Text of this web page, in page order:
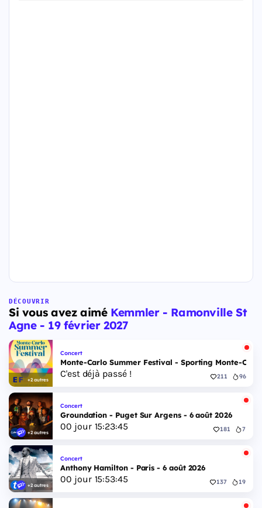
DÉCOUVRIR
Si vous avez aimé Kemmler - Ramonville St
Agne - 19 février 2027
+2 autres
Concert
Monte-Carlo Summer Festival - Sporting Monte-
C'est déjà passé ! 211 96
+2 autres
Concert
Groundation - Puget Sur Argens - 6 août 2026
00 jour 15:23:45 181 7
+2 autres
Concert
Anthony Hamilton - Paris - 6 août 2026
00 jour 15:53:45 137 19